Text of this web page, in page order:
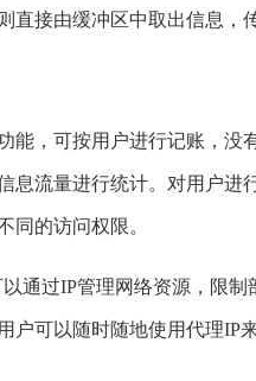
直接由缓冲区中取出信息，
，可按用户进行记账，没
息流量进行统计。对用户
同的访问权限。
过IP管理网络资源，限制
户可以随时随地使用代理IP